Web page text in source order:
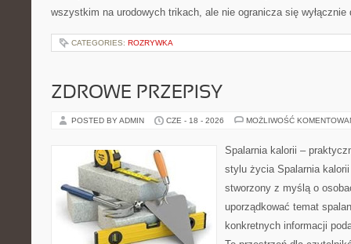
wszystkim na urodowych trikach, ale nie ogranicza się
CATEGORIES: ROZRYWKA
ZDROWE PRZEPISY
POSTED BY ADMIN CZE - 18 - 2026 MOŻLIWOŚĆ
Spalarnia kalorii –
stylu życia Spalarnia
stworzony z myślą o
uporządkować temat
konkretnych informacji